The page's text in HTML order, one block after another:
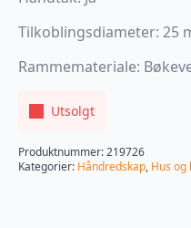
Tilkoblingsdiameter: 25
Rammemateriale:
Utsolgt
Produktnummer:219726
Kategorier: Håndredskap, Hus og